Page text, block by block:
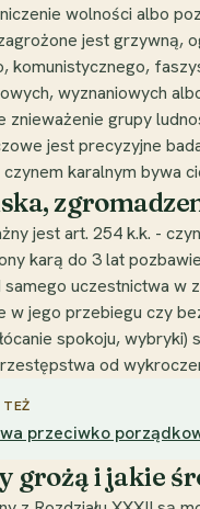
wolności albo
jest grzywną,
komunistycznego,
wyznaniowych
znieważenie grupy
jest precyzyjne
karalnym bywa
jest art. 254 k.k. -
karą do 3 lat
uczestnictwa w
w jego przebiegu czy
spokoju,
od
TEŻ
przeciwko
grożą i jakie